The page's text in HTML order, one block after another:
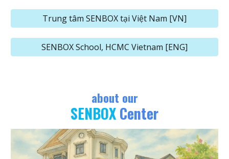
Trung tâm SENBOX tại Việt Nam [VN]
SENBOX School, HCMC Vietnam [ENG]
about our
SENBOXCenter